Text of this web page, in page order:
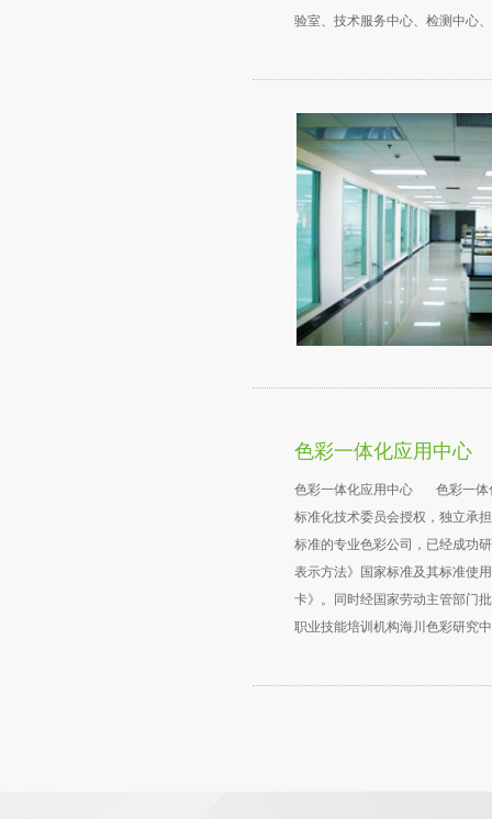
验室、技术服务中心、检测中心
色浆实验室、彩色沥青实验室、
料领域新产品研发、技术支持和
于2009年成立了智能材料及系统
感系统已成功应用于河道防汛墙
等土木工程领域和煤矿巷道等结
大建筑物和构筑物的神经感知...
色彩一体化应用中心
色彩一体化应用中心 色彩一体
标准化技术委员会授权，独立承
标准的专业色彩公司，已经成功
表示方法》国家标准及其标准使
卡》。同时经国家劳动主管部门
职业技能培训机构海川色彩研究
标准化技术委员会CSC，推出了